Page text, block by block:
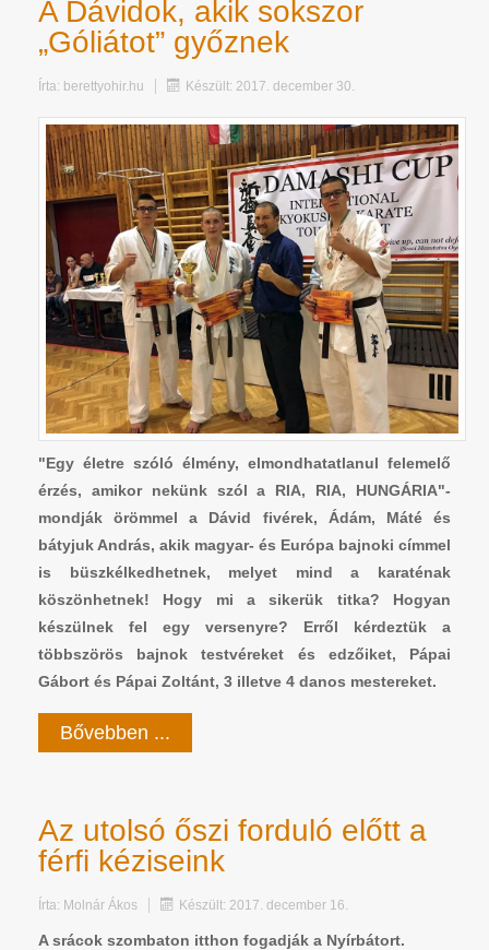
A Dávidok, akik sokszor
„Góliátot” győznek
Írta: berettyohir.hu Készült: 2017. december 30.
"Egy életre szóló élmény, elmondhatatlanul felemelő
érzés, amikor nekünk szól a RIA, RIA, HUNGÁRIA"-
mondják örömmel a Dávid fivérek, Ádám, Máté és
bátyjuk András, akik magyar- és Európa bajnoki címmel
is büszkélkedhetnek, melyet mind a karaténak
köszönhetnek! Hogy mi a sikerük titka? Hogyan
készülnek fel egy versenyre? Erről kérdeztük a
többszörös bajnok testvéreket és edzőiket, Pápai
Gábort és Pápai Zoltánt, 3 illetve 4 danos mestereket.
Bővebben ...
Az utolsó őszi forduló előtt a
férfi kéziseink
Írta: Molnár Ákos Készült: 2017. december 16.
A srácok szombaton itthon fogadják a Nyírbátort.